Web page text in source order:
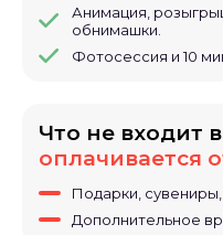
Анимация,
обнимашки.
Фотосессия и 10
Что не входит
оплачивается
Подарки, сувениры,
Дополнительное